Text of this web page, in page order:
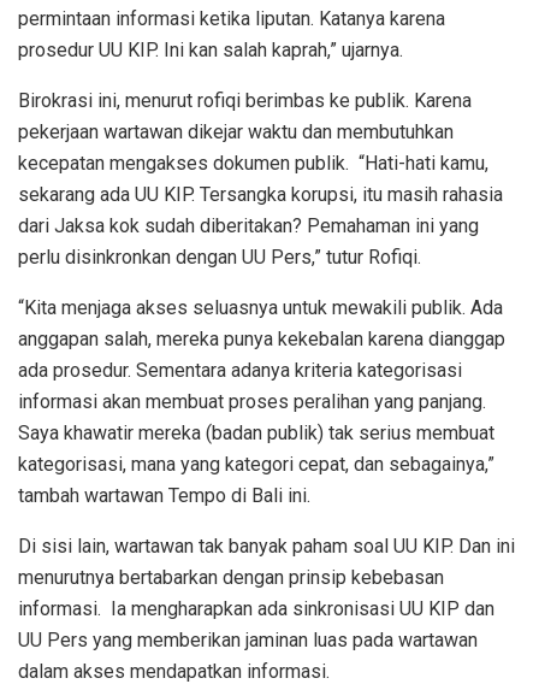
permintaan informasi ketika liputan. Katanya karena
prosedur UU KIP. Ini kan salah kaprah,” ujarnya.
Birokrasi ini, menurut rofiqi berimbas ke publik. Karena
pekerjaan wartawan dikejar waktu dan membutuhkan
kecepatan mengakses dokumen publik. “Hati-hati kamu,
sekarang ada UU KIP. Tersangka korupsi, itu masih rahasia
dari Jaksa kok sudah diberitakan? Pemahaman ini yang
perlu disinkronkan dengan UU Pers,” tutur Rofiqi.
“Kita menjaga akses seluasnya untuk mewakili publik. Ada
anggapan salah, mereka punya kekebalan karena dianggap
ada prosedur. Sementara adanya kriteria kategorisasi
informasi akan membuat proses peralihan yang panjang.
Saya khawatir mereka (badan publik) tak serius membuat
kategorisasi, mana yang kategori cepat, dan sebagainya,”
tambah wartawan Tempo di Bali ini.
Di sisi lain, wartawan tak banyak paham soal UU KIP. Dan ini
menurutnya bertabarkan dengan prinsip kebebasan
informasi. Ia mengharapkan ada sinkronisasi UU KIP dan
UU Pers yang memberikan jaminan luas pada wartawan
dalam akses mendapatkan informasi.